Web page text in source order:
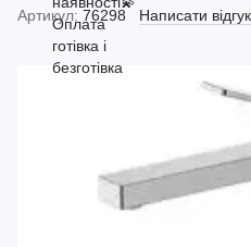
Артикул: 76298 Написати відгук